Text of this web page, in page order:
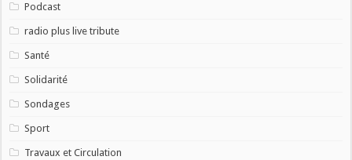
Podcast
radio plus live tribute
Santé
Solidarité
Sondages
Sport
Travaux et Circulation